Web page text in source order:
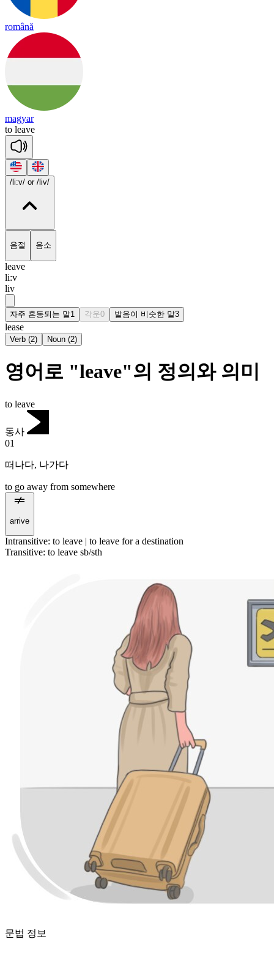
română
magyar
to leave
/li:v/ or /liv/
음절 음소
leave
li:v
liv
자주 혼동되는 말1 각운0 발음이 비슷한 말3
lease
Verb (2) Noun (2)
영어로 "leave"의 정의와 의미
to leave
동사
01
떠나다, 나가다
to go away from somewhere
arrive
Intransitive: to leave | to leave for a destination
Transitive: to leave sb/sth
문법 정보